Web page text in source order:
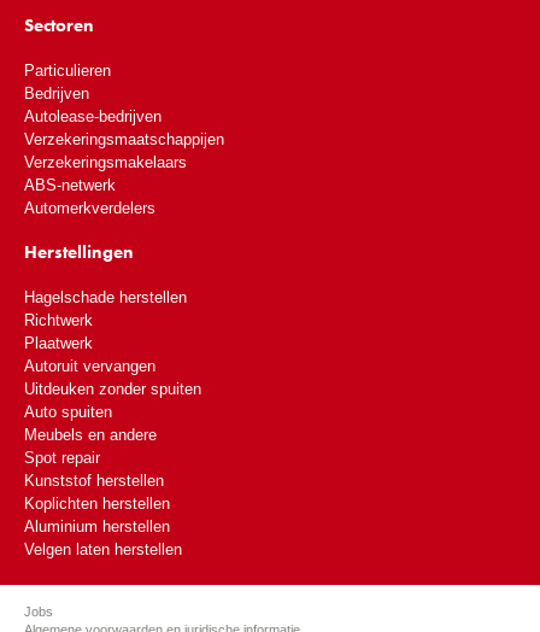
Sectoren
Particulieren
Bedrijven
Autolease-bedrijven
Verzekeringsmaatschappijen
Verzekeringsmakelaars
ABS-netwerk
Automerkverdelers
Herstellingen
Hagelschade herstellen
Richtwerk
Plaatwerk
Autoruit vervangen
Uitdeuken zonder spuiten
Auto spuiten
Meubels en andere
Spot repair
Kunststof herstellen
Koplichten herstellen
Aluminium herstellen
Velgen laten herstellen
Jobs